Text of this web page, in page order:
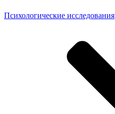
Психологические исследования